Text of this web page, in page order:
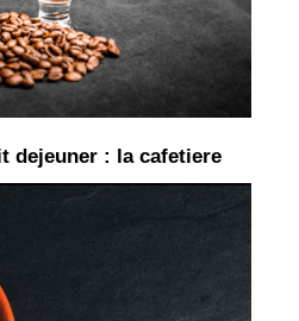
dejeuner : la cafetiere